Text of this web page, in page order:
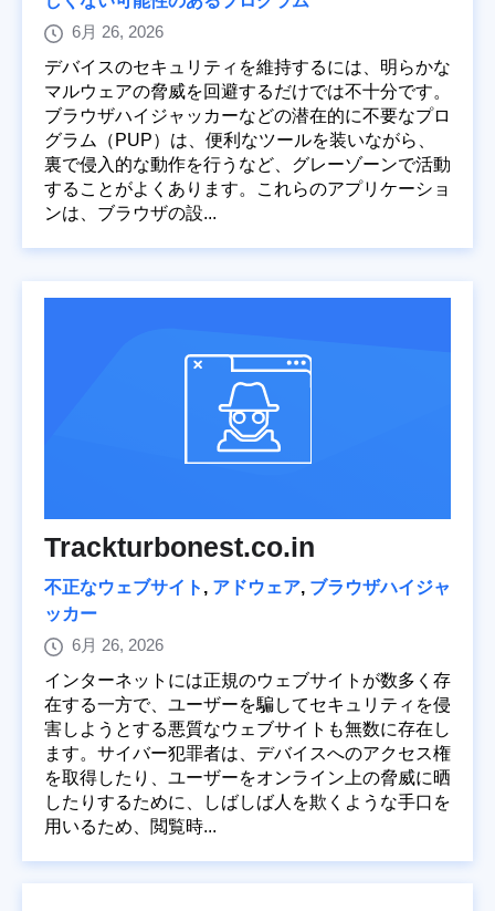
6月 26, 2026
デバイスのセキュリティを維持するには、明らかな
マルウェアの脅威を回避するだけでは不十分です。
ブラウザハイジャッカーなどの潜在的に不要なプロ
グラム（PUP）は、便利なツールを装いながら、
裏で侵入的な動作を行うなど、グレーゾーンで活動
することがよくあります。これらのアプリケーショ
ンは、ブラウザの設...
Trackturbonest.co.in
不正なウェブサイト , アドウェア, ブラウザハイジャ
ッカー
6月 26, 2026
インターネットには正規のウェブサイトが数多く存
在する一方で、ユーザーを騙してセキュリティを侵
害しようとする悪質なウェブサイトも無数に存在し
ます。サイバー犯罪者は、デバイスへのアクセス権
を取得したり、ユーザーをオンライン上の脅威に晒
したりするために、しばしば人を欺くような手口を
用いるため、閲覧時...